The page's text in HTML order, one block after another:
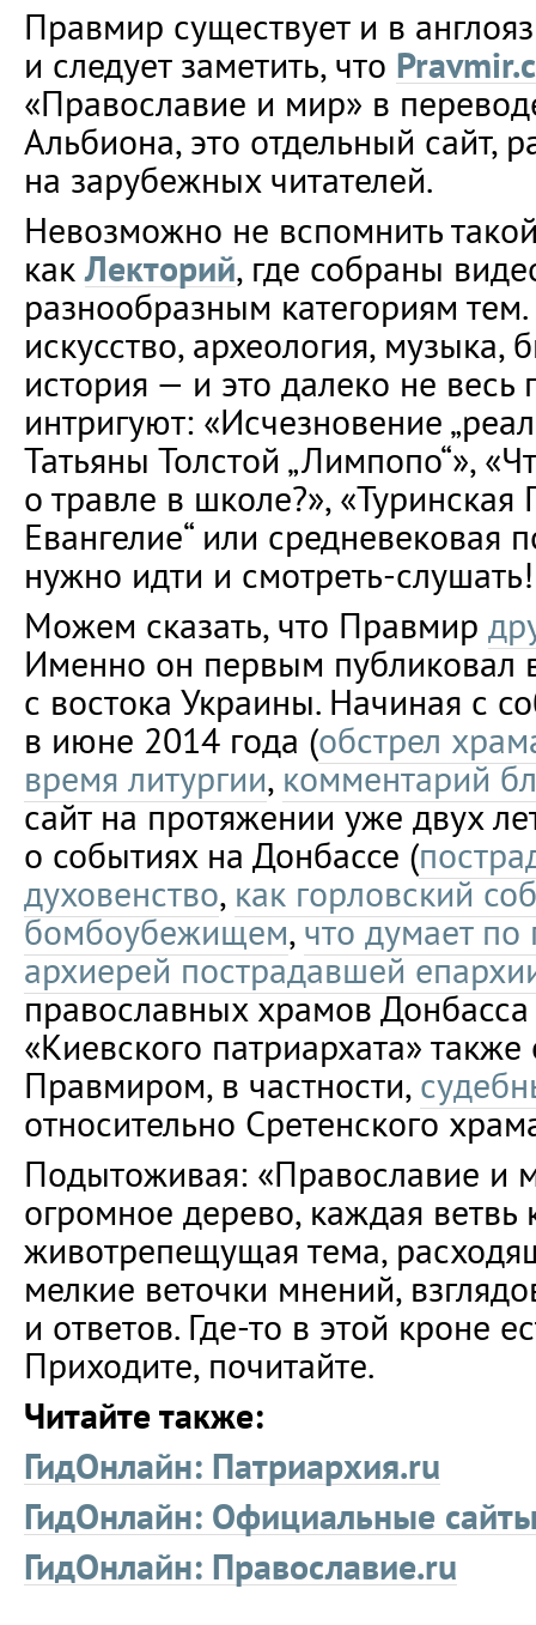
Правмир существует и в
и следует заметить, что
«Православие и мир» в
Альбиона, это отдельный сайт,
на зарубежных читателей.
Невозможно не вспомнить
какЛекторий, где собраны
разнообразным категориям тем.
искусство, археология, музыка,
история — и это далеко не весь
интригуют: «Исчезновение
Татьяны Толстой „Лимпопо“»,
о травле в школе?»,
Евангелие“ или средневековая
нужно идти и смотреть-слушать!
Можем сказать, что Правмир
Именно он первым публиковал
с востока Украины. Начиная с
в июне 2014 года (обстрел
время литургии, комментарий
сайт на протяжении уже двух
о событиях на Донбассе (
духовенство, как горловский
бомбоубежищем,что думает
архиерей пострадавшей
православных храмов
«Киевского патриархата»
Правмиром, в частности,
относительно Сретенского
Подытоживая: «Православие и
огромное дерево, каждая ветвь
животрепещущая тема,
мелкие веточки мнений,
и ответов. Где-то в этой кроне
Приходите, почитайте.
Читайте также:
ГидОнлайн: Патриархия.ru
ГидОнлайн: Официальные
ГидОнлайн: Православие.ru